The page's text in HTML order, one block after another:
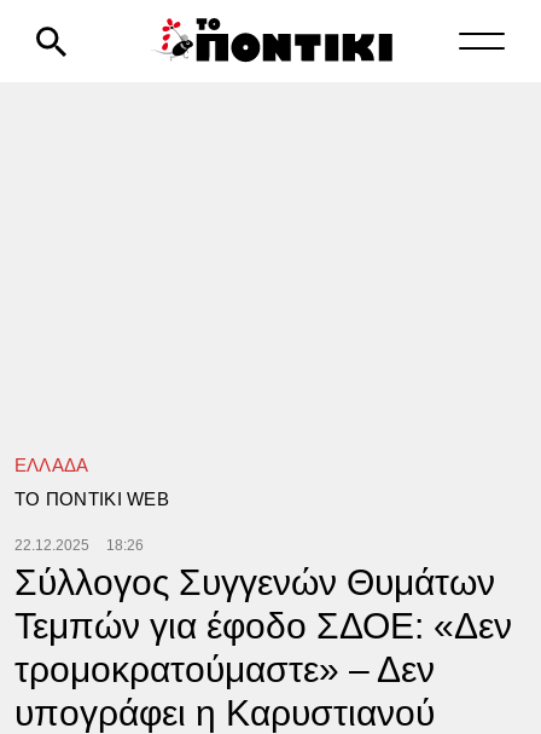
ΕΛΛΑΔΑ
TΟ ΠΟΝΤΙΚΙ WEB
22.12.2025 18:26
Σύλλογος Συγγενών Θυμάτων
Τεμπών για έφοδο ΣΔΟΕ: «Δεν
τρομοκρατούμαστε» – Δεν
υπογράφει η Καρυστιανού